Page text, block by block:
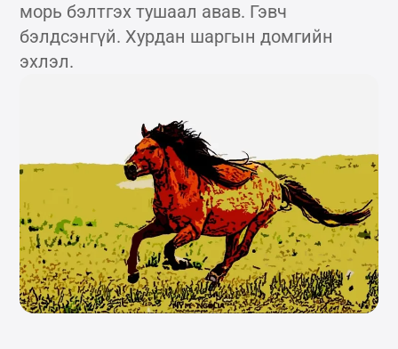
морь бэлтгэх тушаал авав. Гэвч
бэлдсэнгүй. Хурдан шаргын домгийн
эхлэл.